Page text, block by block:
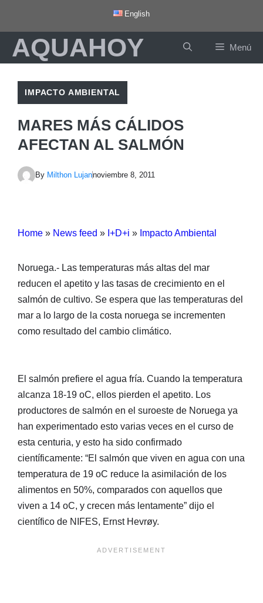
contenido
English
AQUAHOY Menú
IMPACTO AMBIENTAL
MARES MÁS CÁLIDOS
AFECTAN AL SALMÓN
By Milthon Lujannoviembre 8, 2011
Home » News feed » I+D+i » Impacto Ambiental
Noruega.- Las temperaturas más altas del mar
reducen el apetito y las tasas de crecimiento en el
salmón de cultivo. Se espera que las temperaturas del
mar a lo largo de la costa noruega se incrementen
como resultado del cambio climático.
El salmón prefiere el agua fría. Cuando la temperatura
alcanza 18-19 oC, ellos pierden el apetito. Los
productores de salmón en el suroeste de Noruega ya
han experimentado esto varias veces en el curso de
esta centuria, y esto ha sido confirmado
científicamente: “El salmón que viven en agua con una
temperatura de 19 oC reduce la asimilación de los
alimentos en 50%, comparados con aquellos que
viven a 14 oC, y crecen más lentamente” dijo el
científico de NIFES, Ernst Hevrøy.